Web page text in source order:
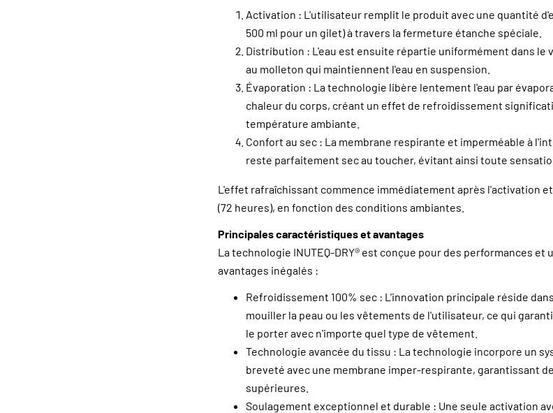
Activation : L'utilisateur remplit le produit avec une quantité
500 ml pour un gilet) à travers la fermeture étanche spéciale.
Distribution : L'eau est ensuite répartie uniformément dans le
au molleton qui maintiennent l'eau en suspension.
Évaporation : La technologie libère lentement l'eau par
chaleur du corps, créant un effet de refroidissement
température ambiante.
Confort au sec : La membrane respirante et imperméable à
reste parfaitement sec au toucher, évitant ainsi toute
L'effet rafraîchissant commence immédiatement après l'activation
(72 heures), en fonction des conditions ambiantes.
Principales caractéristiques et avantages
La technologie INUTEQ-DRY® est conçue pour des performances
avantages inégalés :
Refroidissement 100% sec : L'innovation principale réside
mouiller la peau ou les vêtements de l'utilisateur, ce qui
le porter avec n'importe quel type de vêtement.
Technologie avancée du tissu : La technologie incorpore un
breveté avec une membrane imper-respirante, garantissant
supérieures.
Soulagement exceptionnel et durable : Une seule activation